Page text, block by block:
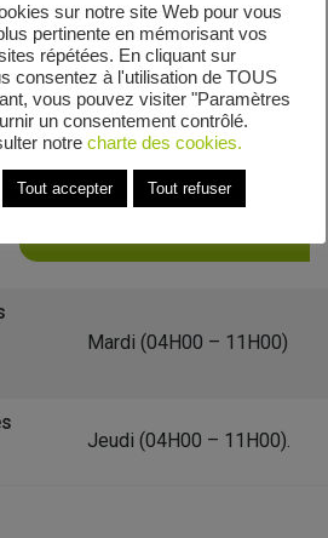
de collecte»Rue Saint-Georges
collecte de Rue
Mardi (04H00 – 11H00)
Jeudi (04H00 – 11H00).
sur notre site Web pour vous
pertinente en mémorisant vos
répétées. En cliquant sur
consentez à l'utilisation de TOUS
vous pouvez visiter "Paramètres
un consentement contrôlé.
notre charte des cookies.
Tout accepter Tout refuser